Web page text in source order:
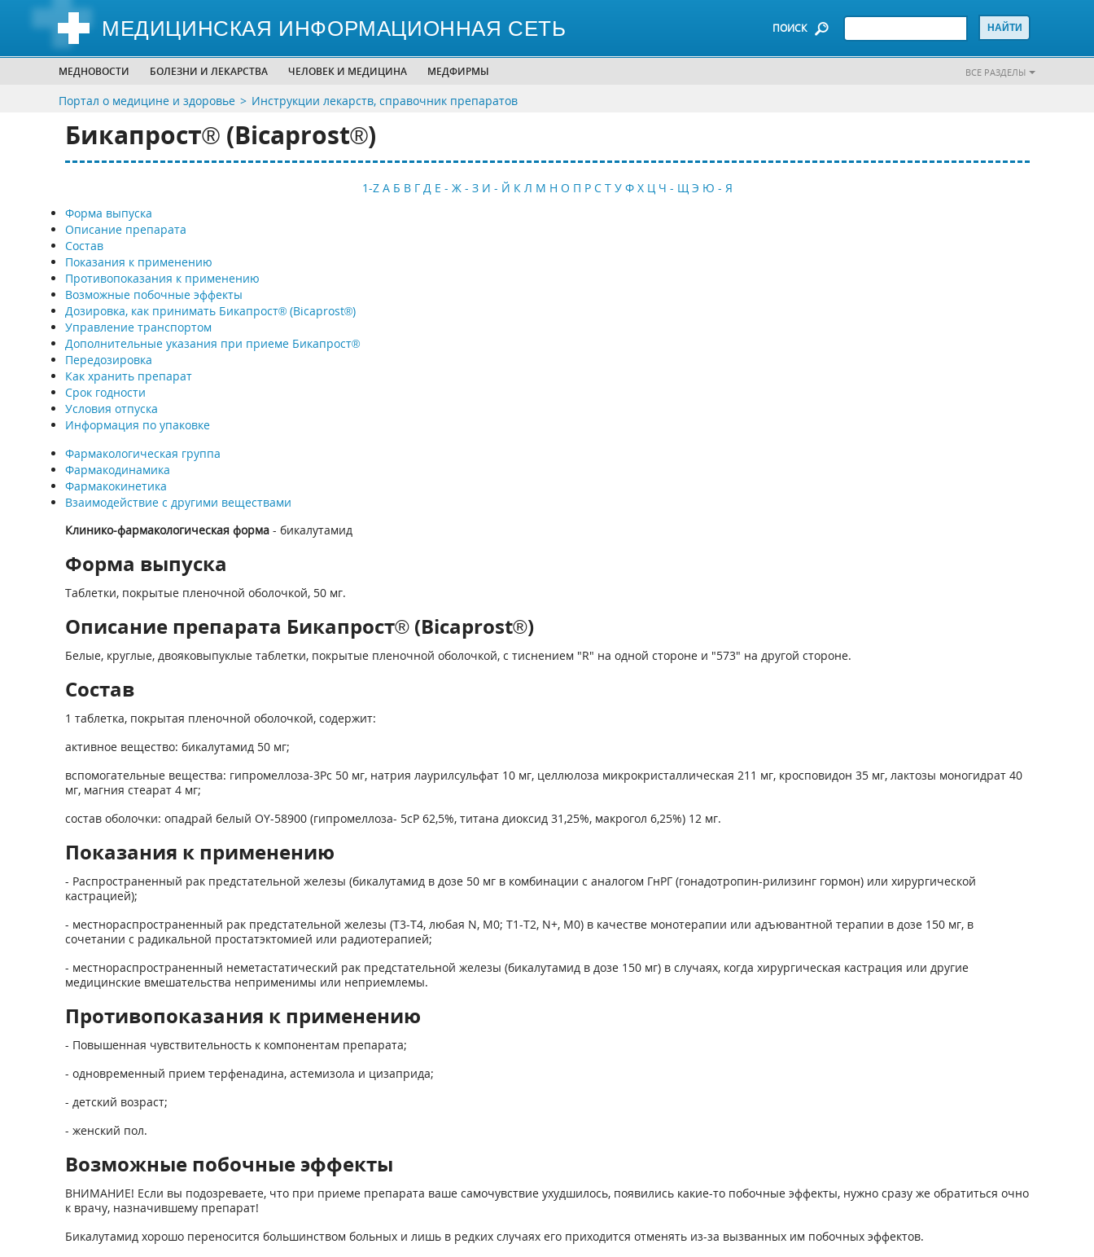
МЕДИЦИНСКАЯ ИНФОРМАЦИОННАЯ СЕТЬ ПОИСК
МЕДНОВОСТИ БОЛЕЗНИ И ЛЕКАРСТВА ЧЕЛОВЕК И МЕДИЦИНА МЕДФИРМЫ ВСЕ РАЗДЕЛЫ
Портал о медицине и здоровье Инструкции лекарств, справочник препаратов
Бикапрост® (Bicaprost®)
1-Z А Б В Г Д Е - Ж - З И - Й К Л М Н О П Р С Т У Ф Х Ц Ч - Щ Э Ю - Я
Форма выпуска
Описание препарата
Состав
Показания к применению
Противопоказания к применению
Возможные побочные эффекты
Дозировка, как принимать Бикапрост® (Bicaprost®)
Управление транспортом
Дополнительные указания при приеме Бикапрост®
Передозировка
Как хранить препарат
Срок годности
Условия отпуска
Информация по упаковке
Фармакологическая группа
Фармакодинамика
Фармакокинетика
Взаимодействие с другими веществами
Клинико-фармакологическая форма- бикалутамид
Форма выпуска
Таблетки, покрытые пленочной оболочкой, 50 мг.
Описание препарата Бикапрост® (Bicaprost®)
Белые, круглые, двояковыпуклые таблетки, покрытые пленочной оболочкой, с тиснением "R" на одной стороне и "573" на другой стороне.
Состав
1 таблетка, покрытая пленочной оболочкой, содержит:
активное вещество: бикалутамид 50 мг;
вспомогательные вещества: гипромеллоза-3Рс 50 мг, натрия лаурилсульфат 10 мг, целлюлоза микрокристаллическая 211 мг, кросповидон 35 мг, лактозы моногидрат 40
мг, магния стеарат 4 мг;
состав оболочки: опадрай белый OY-58900 (гипромеллоза- 5сР 62,5%, титана диоксид 31,25%, макрогол 6,25%) 12 мг.
Показания к применению
- Распространенный рак предстательной железы (бикалутамид в дозе 50 мг в комбинации с аналогом ГнРГ (гонадотропин-рилизинг гормон) или хирургической
кастрацией);
- местнораспространенный рак предстательной железы (Т3-Т4, любая N, М0; Т1-Т2, N+, М0) в качестве монотерапии или адъювантной терапии в дозе 150 мг, в
сочетании с радикальной простатэктомией или радиотерапией;
- местнораспространенный неметастатический рак предстательной железы (бикалутамид в дозе 150 мг) в случаях, когда хирургическая кастрация или другие
медицинские вмешательства неприменимы или неприемлемы.
Противопоказания к применению
- Повышенная чувствительность к компонентам препарата;
- одновременный прием терфенадина, астемизола и цизаприда;
- детский возраст;
- женский пол.
Возможные побочные эффекты
ВНИМАНИЕ! Если вы подозреваете, что при приеме препарата ваше самочувствие ухудшилось, появились какие-то побочные эффекты, нужно сразу же обратиться очно
к врачу, назначившему препарат!
Бикалутамид хорошо переносится большинством больных и лишь в редких случаях его приходится отменять из-за вызванных им побочных эффектов.